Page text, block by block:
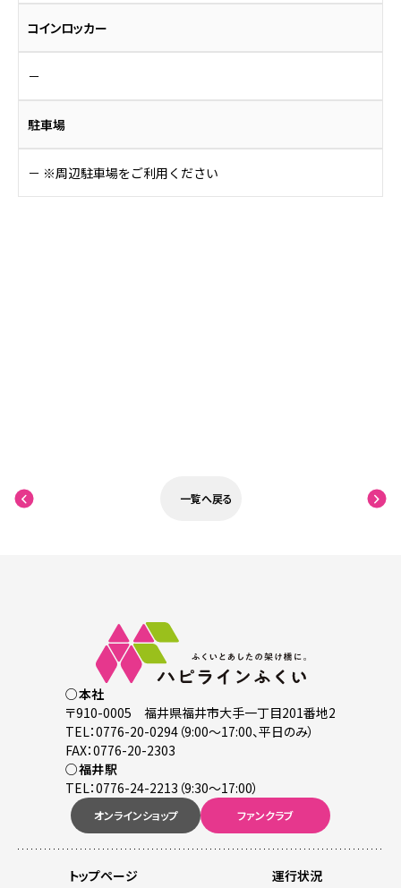
コインロッカー
－
駐車場
－ ※周辺駐車場をご利用ください
一覧へ戻る
○本社
〒910-0005 福井県福井市大手一丁目201番地2
TEL：0776-20-0294（9:00～17:00、平日のみ）
FAX：0776-20-2303
○福井駅
TEL：0776-24-2213（9:30～17:00）
オンラインショップ ファンクラブ
トップページ 運行状況